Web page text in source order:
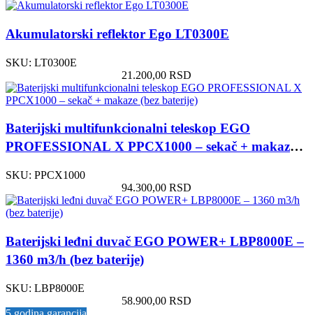
Akumulatorski reflektor Ego LT0300E
SKU: LT0300E
21.200,00 RSD
Baterijski multifunkcionalni teleskop EGO
PROFESSIONAL X PPCX1000 – sekač + makaze
SKU: PPCX1000
94.300,00 RSD
Baterijski leđni duvač EGO POWER+ LBP8000E –
1360 m3/h (bez baterije)
SKU: LBP8000E
58.900,00 RSD